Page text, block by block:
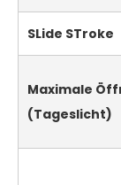
SLide STroke
Maximale
(Tageslicht)